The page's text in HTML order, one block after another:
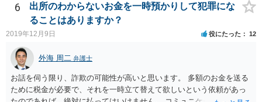
6
出所のわからないお金を一時預かりして犯罪にな
ることはありますか？
2019年12月9日 役にたった 12
外海 周二 弁護士
お話を伺う限り、詐欺の可能性が高いと思います。 多額のお金を送る
ために税金が必要で、それを一時立て替えて欲しいという依頼があっ